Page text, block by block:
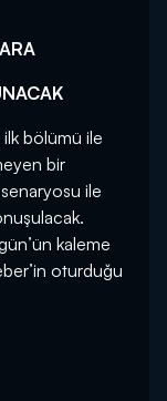
ilk bölümü ile
bir
ile
kaleme
oturduğu